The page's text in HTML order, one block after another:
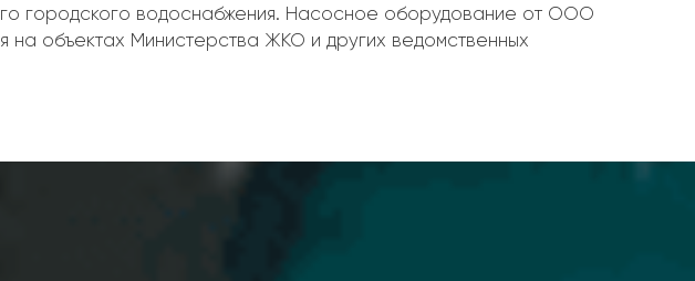
городского водоснабжения. Насосное оборудование от ООО
на объектах Министерства ЖКО и других ведомственных